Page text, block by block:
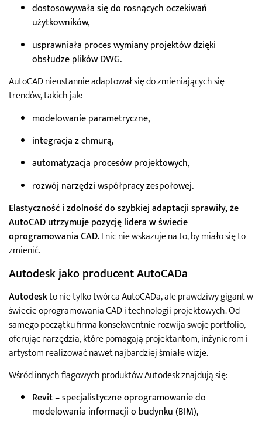
dostosowywała się do rosnących oczekiwań
użytkowników,
usprawniała proces wymiany projektów dzięki
obsłudze plików DWG.
AutoCAD nieustannie adaptował się do zmieniających się
trendów, takich jak:
modelowanie parametryczne,
integracja z chmurą,
automatyzacja procesów projektowych,
rozwój narzędzi współpracy zespołowej.
Elastyczność i zdolność do szybkiej adaptacji sprawiły, że
AutoCAD utrzymuje pozycję lidera w świecie
oprogramowania CAD.I nic nie wskazuje na to, by miało się to
zmienić.
Autodesk jako producent AutoCADa
Autodeskto nie tylko twórca AutoCADa, ale prawdziwy gigant w
świecie oprogramowania CAD i technologii projektowych. Od
samego początku firma konsekwentnie rozwija swoje portfolio,
oferując narzędzia, które pomagają projektantom, inżynierom i
artystom realizować nawet najbardziej śmiałe wizje.
Wśród innych flagowych produktów Autodesk znajdują się:
Revit– specjalistyczne oprogramowanie do
modelowania informacji o budynku (BIM),